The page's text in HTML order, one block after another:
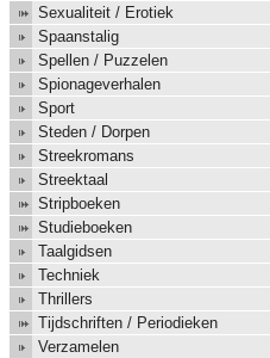
Sexualiteit / Erotiek
Spaanstalig
Spellen / Puzzelen
Spionageverhalen
Sport
Steden / Dorpen
Streekromans
Streektaal
Stripboeken
Studieboeken
Taalgidsen
Techniek
Thrillers
Tijdschriften / Periodieken
Verzamelen